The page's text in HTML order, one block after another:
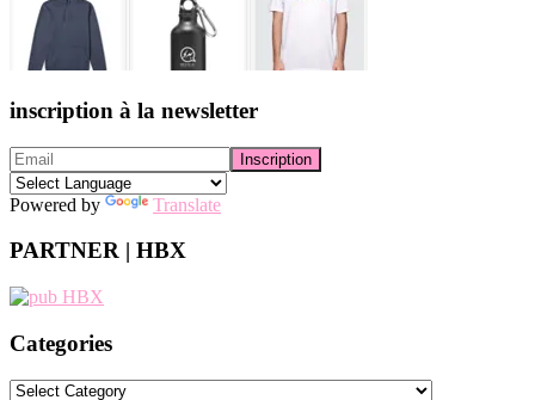
inscription à la newsletter
Powered by Translate
PARTNER | HBX
Categories
Categories